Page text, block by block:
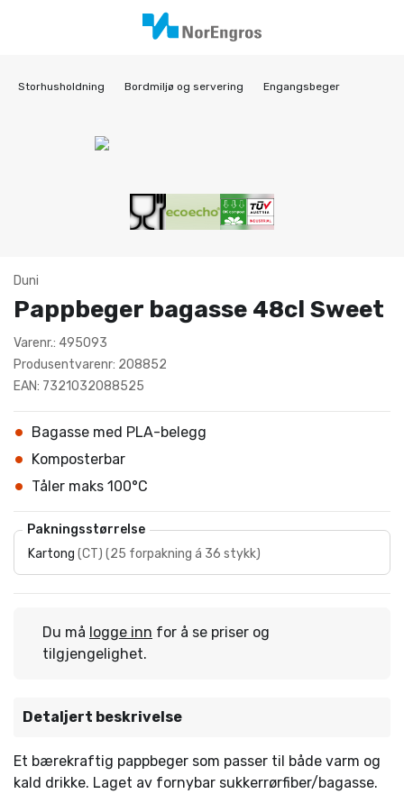
Storhusholdning Bordmiljø og servering Engangsbeger
Duni
Pappbeger bagasse 48cl Sweet
Varenr.: 495093
Produsentvarenr: 208852
EAN: 7321032088525
Bagasse med PLA-belegg
Komposterbar
Tåler maks 100°C
Pakningsstørrelse
Kartong (CT) (25 forpakning á 36 stykk)
Du må logge inn for å se priser og
tilgjengelighet.
Detaljert beskrivelse
Et bærekraftig pappbeger som passer til både varm og
kald drikke. Laget av fornybar sukkerrørfiber/bagasse.